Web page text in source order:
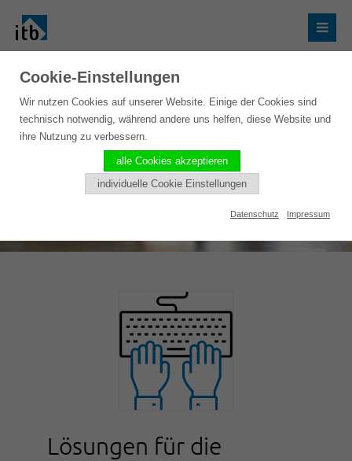
Lösungen für die
Cookie-Einstellungen
Wir nutzen Cookies auf unserer Website. Einige der Cookies sind
technisch notwendig, während andere uns helfen, diese Website und
ihre Nutzung zu verbessern.
alle Cookies akzeptieren
individuelle Cookie Einstellungen
Datenschutz Impressum